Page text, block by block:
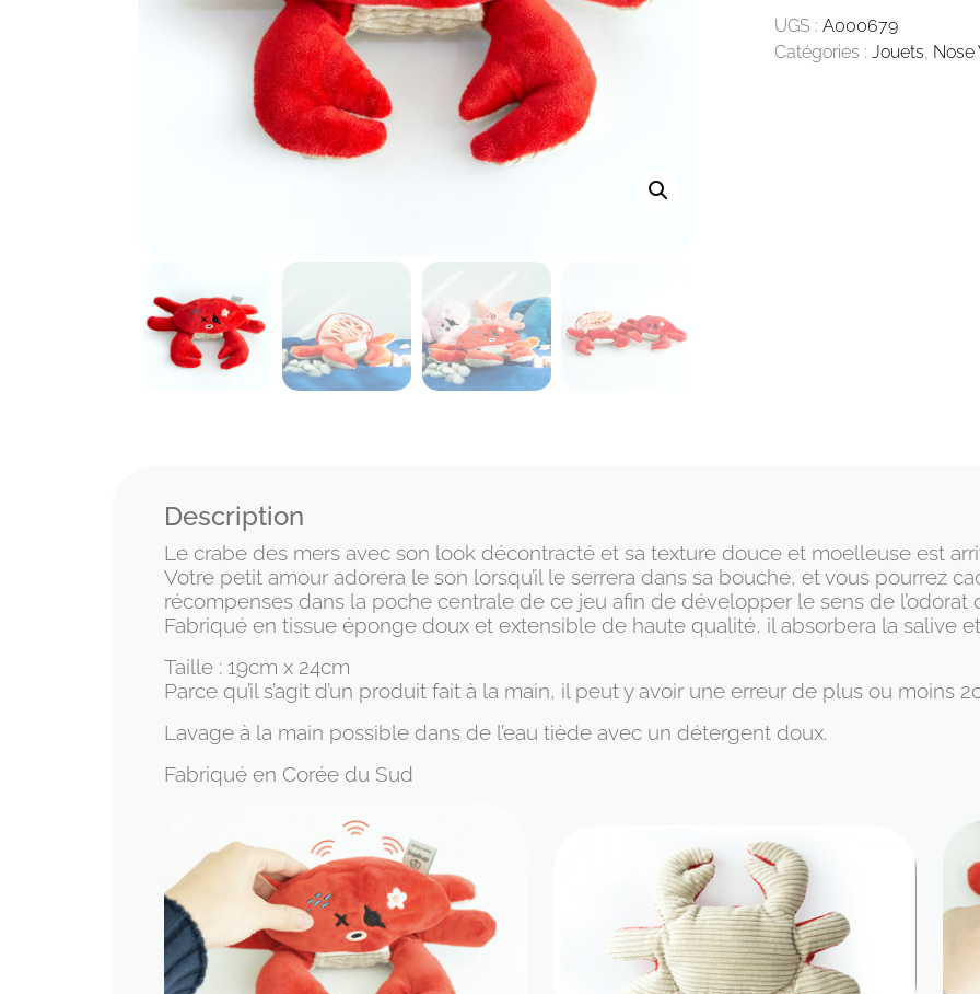
UGS : A000679
Catégories : Jouets, Nose
Description
Le crabe des mers avec son look décontracté et sa texture douce et moelleuse est
Votre petit amour adorera le son lorsqu’il le serrera dans sa bouche, et vous pourrez
récompenses dans la poche centrale de ce jeu afin de développer le sens de l’odorat
Fabriqué en tissue éponge doux et extensible de haute qualité, il absorbera la salive
Taille : 19cm x 24cm
Parce qu’il s’agit d’un produit fait à la main, il peut y avoir une erreur de plus ou moins
Lavage à la main possible dans de l’eau tiède avec un détergent doux.
Fabriqué en Corée du Sud